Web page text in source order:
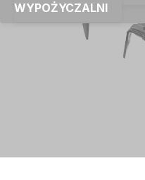
WYPOŻYCZALNI